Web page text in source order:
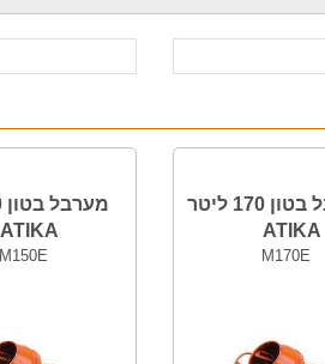
מערבל בטון 170 ליטר
ATIKA
M170E
ATIKA
M150E